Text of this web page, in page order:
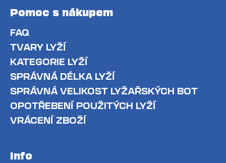
Pomoc s nákupem
FAQ
TVARY LYŽÍ
KATEGORIE LYŽÍ
SPRÁVNÁ DÉLKA LYŽÍ
SPRÁVNÁ VELIKOST LYŽAŘSKÝCH BOT
OPOTŘEBENÍ POUŽITÝCH LYŽÍ
VRÁCENÍ ZBOŽÍ
Info